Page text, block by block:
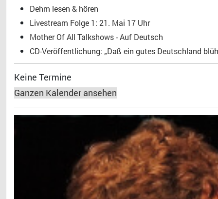
Dehm lesen & hören
Livestream Folge 1: 21. Mai 17 Uhr
Mother Of All Talkshows - Auf Deutsch
CD-Veröffentlichung: „Daß ein gutes Deutschland
Keine Termine
Ganzen Kalender ansehen